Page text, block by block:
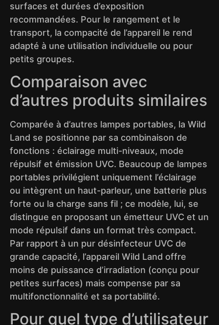
surfaces et durées d’exposition
recommandées. Pour le rangement et le
transport, la compacité de l’appareil le rend
adapté à une utilisation individuelle ou pour
petits groupes.
Comparaison avec
d’autres produits similaires
Comparée à d’autres lampes portables, la Wild
Land se positionne par sa combinaison de
fonctions : éclairage multi-niveaux, mode
répulsif et émission UVC. Beaucoup de lampes
portables privilégient uniquement l’éclairage
ou intègrent un haut-parleur, une batterie plus
forte ou la charge sans fil ; ce modèle, lui, se
distingue en proposant un émetteur UVC et un
mode répulsif dans un format très compact.
Par rapport à un pur désinfecteur UVC de
grande capacité, l’appareil Wild Land offre
moins de puissance d’irradiation (conçu pour
petites surfaces) mais compense par sa
multifonctionnalité et sa portabilité.
Pour quel type d’utilisateur